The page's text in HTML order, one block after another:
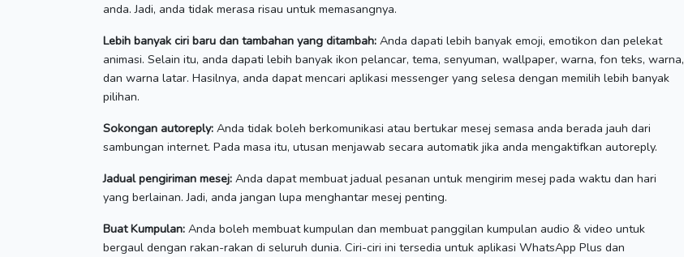
anda.Jadi, anda tidak merasa risau untuk memasangnya.
Lebih banyak ciri baru dan tambahan yang ditambah: Anda dapati lebih banyak emoji, emotikon dan pelekat
animasi. Selain itu, anda dapati lebih banyak ikon pelancar, tema, senyuman, wallpaper, warna, fon teks, warna,
dan warna latar. Hasilnya, anda dapat mencari aplikasi messenger yang selesa dengan memilih lebih banyak
pilihan.
Sokongan autoreply: Anda tidak boleh berkomunikasi atau bertukar mesej semasa anda berada jauh dari
sambungan internet. Pada masa itu, utusan menjawab secara automatik jika anda mengaktifkan autoreply.
Jadual pengiriman mesej: Anda dapat membuat jadual pesanan untuk mengirim mesej pada waktu dan hari
yang berlainan.Jadi, anda jangan lupa menghantar mesej penting.
Buat Kumpulan: Anda boleh membuat kumpulan dan membuat panggilan kumpulan audio & video untuk
bergaul dengan rakan-rakan di seluruh dunia. Ciri-ciri ini tersedia untuk aplikasi WhatsApp Plus dan